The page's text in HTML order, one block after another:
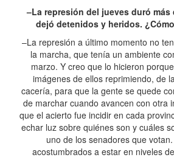
–La represión del jueves duró
dejó detenidos y heridos.
–La represión a último momento no
la marcha, que tenía un ambiente
marzo. Y creo que lo hicieron
imágenes de ellos reprimiendo, de
cacería, para que la gente se quede
de marchar cuando avancen con otra
que el acierto fue incidir en cada
echar luz sobre quiénes son y cuáles
uno de los senadores que
acostumbrados a estar en niveles